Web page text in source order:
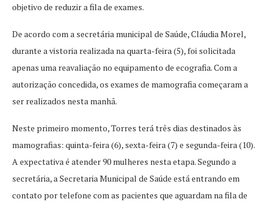
objetivo de reduzir a fila de exames.
De acordo com a secretária municipal de Saúde, Cláudia Morel,
durante a vistoria realizada na quarta-feira (5), foi solicitada
apenas uma reavaliação no equipamento de ecografia. Com a
autorização concedida, os exames de mamografia começaram a
ser realizados nesta manhã.
Neste primeiro momento, Torres terá três dias destinados às
mamografias: quinta-feira (6), sexta-feira (7) e segunda-feira (10).
A expectativa é atender 90 mulheres nesta etapa. Segundo a
secretária, a Secretaria Municipal de Saúde está entrando em
contato por telefone com as pacientes que aguardam na fila de